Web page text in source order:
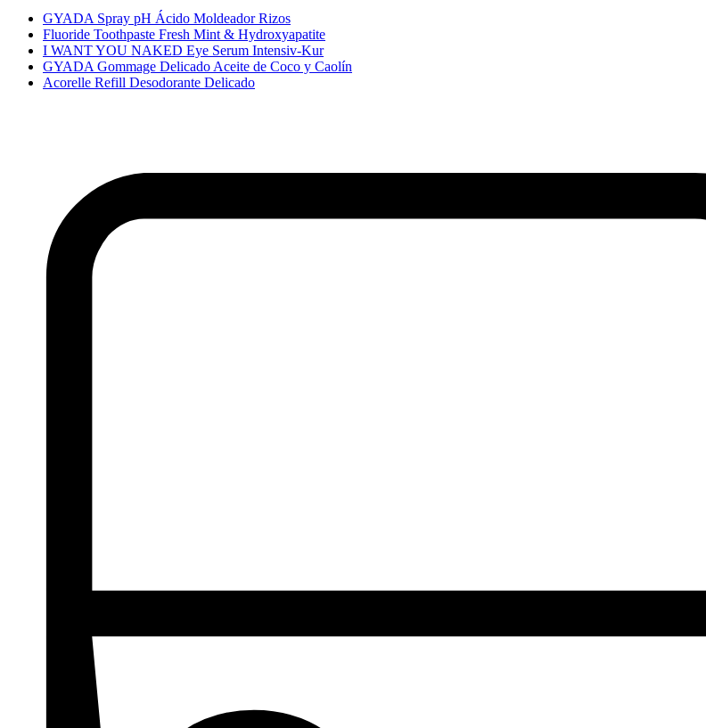
GYADA Spray pH Ácido Moldeador Rizos
Fluoride Toothpaste Fresh Mint & Hydroxyapatite
I WANT YOU NAKED Eye Serum Intensiv-Kur
GYADA Gommage Delicado Aceite de Coco y Caolín
Acorelle Refill Desodorante Delicado